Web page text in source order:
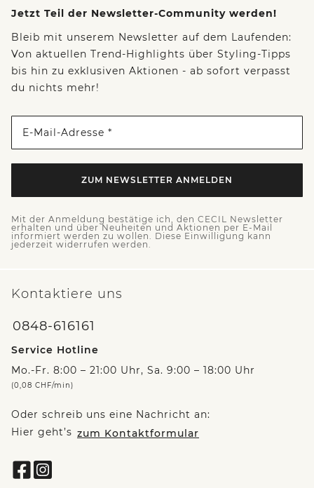
Jetzt Teil der Newsletter-Community werden!
Bleib mit unserem Newsletter auf dem Laufenden:
Von aktuellen Trend-Highlights über Styling-Tipps
bis hin zu exklusiven Aktionen - ab sofort verpasst
du nichts mehr!
E-Mail-Adresse *
ZUM NEWSLETTER ANMELDEN
Mit der Anmeldung bestätige ich, den CECIL Newsletter
erhalten und über Neuheiten und Aktionen per E-Mail
informiert werden zu wollen. Diese Einwilligung kann
jederzeit widerrufen werden.
Kontaktiere uns
0848-616161
Service Hotline
Mo.-Fr. 8:00 – 21:00 Uhr, Sa. 9:00 – 18:00 Uhr
(0,08 CHF/min)
Oder schreib uns eine Nachricht an:
Hier geht’s zum Kontaktformular